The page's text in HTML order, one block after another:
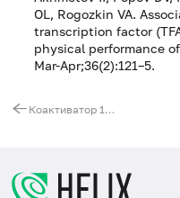
OL, Rogozkin VA.
transcription factor
physical performance
Mar-Apr;36(2):121–5.
Коактиватор 1-альфа-рецептора, активируемого пролифераторами пероксисом, гамма (PPARGC1A). Выявление мутации G1444A (Gly482Ser)